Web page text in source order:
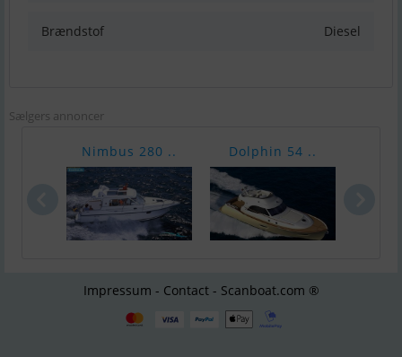
Brændstof Diesel
Sælgers annoncer
Nimbus 280 .. Dolphin 54 ..
Impressum - Contact - Scanboat.com ®